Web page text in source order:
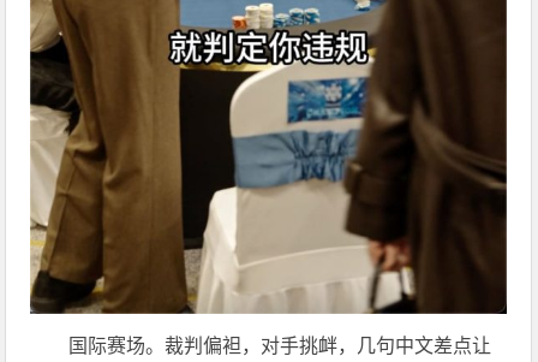
国际赛场。裁判偏袒，对手挑衅，几句中文差点让